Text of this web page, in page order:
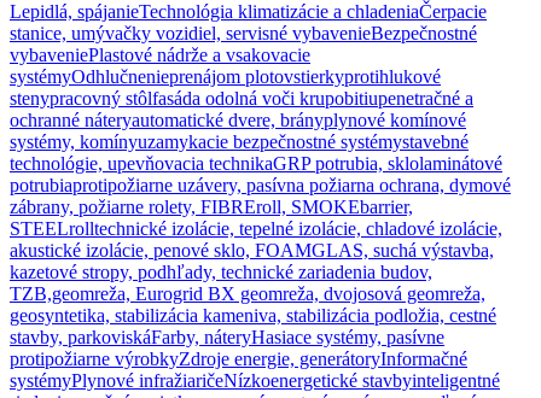
Lepidlá, spájanieTechnológia klimatizácie a chladeniaČerpacie
stanice, umývačky vozidiel, servisné vybavenieBezpečnostné
vybaveniePlastové nádrže a vsakovacie
systémyOdhlučnenieprenájom plotovstierkyprotihlukové
stenypracovný stôlfasáda odolná voči krupobitiupenetračné a
ochranné náteryautomatické dvere, brányplynové komínové
systémy, komínyuzamykacie bezpečnostné systémystavebné
technológie, upevňovacia technikaGRP potrubia, sklolaminátové
potrubiaprotipožiarne uzávery, pasívna požiarna ochrana, dymové
zábrany, požiarne rolety, FIBREroll, SMOKEbarrier,
STEELrolltechnické izolácie, tepelné izolácie, chladové izolácie,
akustické izolácie, penové sklo, FOAMGLAS, suchá výstavba,
kazetové stropy, podhľady, technické zariadenia budov,
TZB,geomreža, Eurogrid BX geomreža, dvojosová geomreža,
geosyntetika, stabilizácia kameniva, stabilizácia podložia, cestné
stavby, parkoviskáFarby, náteryHasiace systémy, pasívne
protipožiarne výrobkyZdroje energie, generátoryInformačné
systémyPlynové infražiaričeNízkoenergetické stavbyinteligentné